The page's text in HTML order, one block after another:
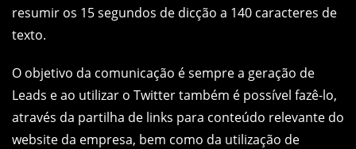
resumir os 15 segundos de dicção a 140 caracteres de
texto.
O objetivo da comunicação é sempre a geração de
Leads e ao utilizar o Twitter também é possível fazê-lo,
através da partilha de links para conteúdo relevante do
website da empresa, bem como da utilização de